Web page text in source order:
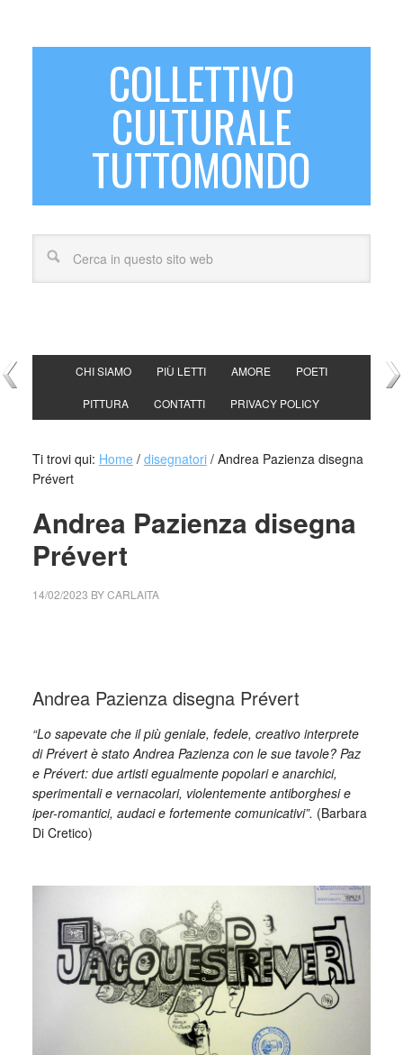
COLLETTIVO
CULTURALE
TUTTOMONDO
CHI SIAMO PIÙ LETTI AMORE POETI
PITTURA CONTATTI PRIVACY POLICY
Ti trovi qui: Home / disegnatori /Andrea Pazienza disegna
Prévert
Andrea Pazienza disegna
Prévert
14/02/2023 BYCARLAITA
Andrea Pazienza disegna Prévert
“Lo sapevate che il più geniale, fedele, creativo interprete
di Prévert è stato Andrea Pazienza con le sue tavole? Paz
e Prévert: due artisti egualmente popolari e anarchici,
sperimentali e vernacolari, violentemente antiborghesi e
iper-romantici, audaci e fortemente comunicativi”. (Barbara
Di Cretico)